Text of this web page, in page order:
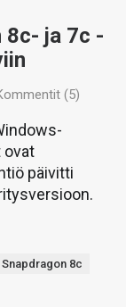
8c- ja 7c -
(5)
ovat
päivitti
Snapdragon 8c